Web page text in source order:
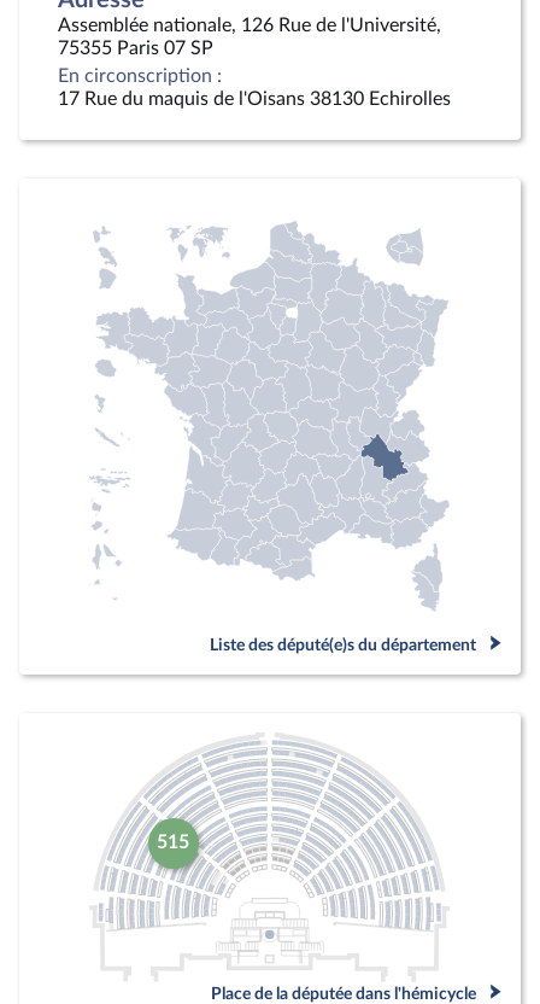
Assemblée nationale, 126 Rue de l'Université,
75355 Paris 07 SP
En circonscription :
17 Rue du maquis de l'Oisans 38130 Echirolles
Liste des député(e)s du département
515
Place de la députée dans l'hémicycle